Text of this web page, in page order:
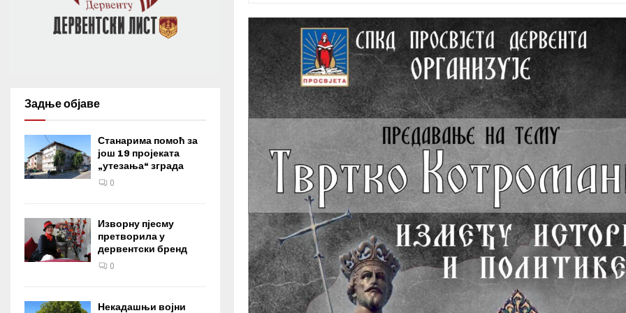
Задње објаве
Станарима помоћ за
још 19 пројеката
„утезања“ зграда
0
Изворну пјесму
претворила у
дервентски бренд
0
Некадашњи војни